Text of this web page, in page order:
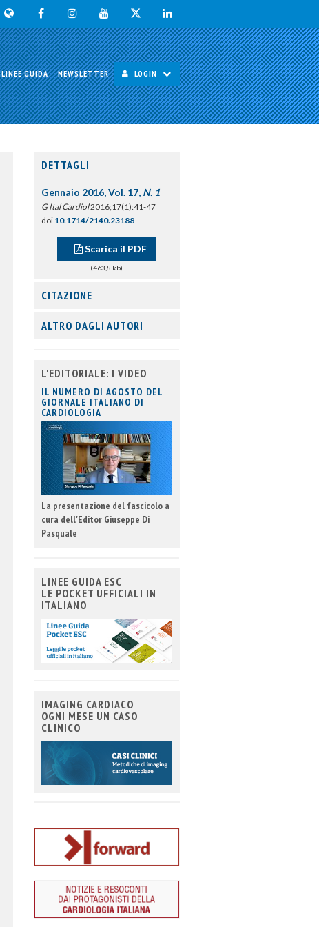
LINEE GUIDA NEWSLETTER LOGIN
DETTAGLI
Gennaio 2016, Vol. 17, N. 1
G Ital Cardiol2016;17(1):41-47
doi 10.1714/2140.23188
Scarica il PDF
(463,8 kb)
CITAZIONE
ALTRO DAGLI AUTORI
L'EDITORIALE: I VIDEO
IL NUMERO DI AGOSTO DEL
GIORNALE ITALIANO DI
CARDIOLOGIA
La presentazione del fascicolo a
cura dell'Editor Giuseppe Di
Pasquale
LINEE GUIDA ESC
LE POCKET UFFICIALI IN
ITALIANO
IMAGING CARDIACO
OGNI MESE UN CASO
CLINICO